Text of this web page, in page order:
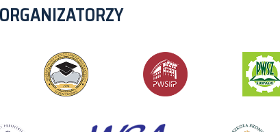
ORGANIZATORZY